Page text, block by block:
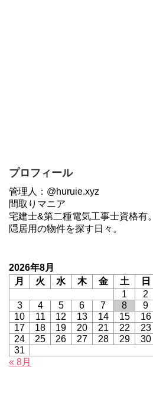
プロフィール
管理人：@huruie.xyz
間取りマニア
宅建士&第二種電気工事士資格有。
隠居用の物件を探す日々。
2026年8月
月
火 水 木 金 土
日
1
2
3
4 5 6 7 8
9
10
11 12 13 14 15
16
17
18 19 20 21 22
23
24
25 26 27 28 29
30
31
« 8月